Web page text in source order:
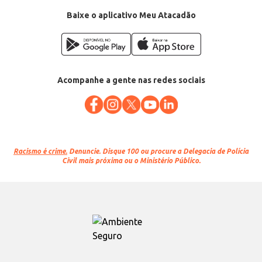
Baixe o aplicativo Meu Atacadão
Acompanhe a gente nas redes sociais
Racismo é crime. Denuncie. Disque 100 ou procure a Delegacia de Polícia
Civil mais próxima ou o Ministério Público.